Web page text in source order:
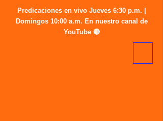
Predicaciones en vivo Jueves 6:30 p.m. |
Domingos 10:00 a.m. En nuestro canal de
YouTube 🔴